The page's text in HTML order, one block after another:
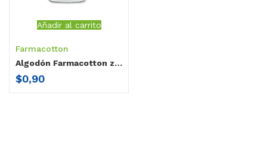
Añadir al carrito
Farmacotton
Algodón Farmacotton zig zag 30 gr
$0,90